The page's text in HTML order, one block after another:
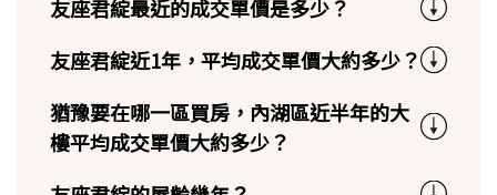
友座君綻最近的成交單價是多少？
友座君綻近1年，平均成交單價大約多少？
猶豫要在哪一區買房，內湖區近半年的大
樓平均成交單價大約多少？